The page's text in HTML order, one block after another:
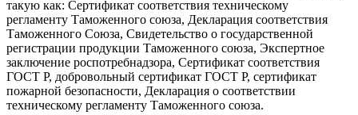
такую как: Сертификат соответствия техническому
регламенту Таможенного союза, Декларация соответствия
Таможенного Союза, Свидетельство о государственной
регистрации продукции Таможенного союза, Экспертное
заключение роспотребнадзора, Сертификат соответствия
ГОСТ Р, добровольный сертификат ГОСТ Р, сертификат
пожарной безопасности, Декларация о соответствии
техническому регламенту Таможенного союза.